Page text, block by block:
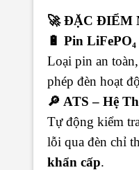
🚀 ĐẶC ĐIỂM
🔋 Pin
Loại pin an
phép đèn hoạt
🔎 ATS – Hệ
Tự động kiểm
lỗi qua đèn chỉ
khẩn cấp.